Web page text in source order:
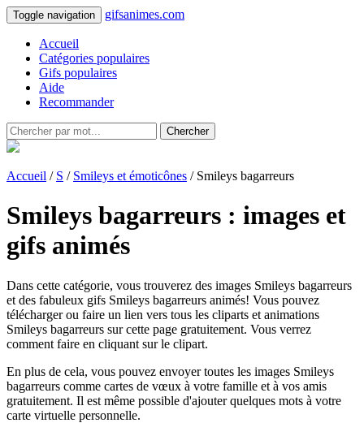
Toggle navigation gifsanimes.com
Accueil
Catégories populaires
Gifs populaires
Aide
Recommander
Chercher
Accueil / S / Smileys et émoticônes / Smileys bagarreurs
Smileys bagarreurs : images et
gifs animés
Dans cette catégorie, vous trouverez des images Smileys bagarreurs
et des fabuleux gifs Smileys bagarreurs animés! Vous pouvez
télécharger ou faire un lien vers tous les cliparts et animations
Smileys bagarreurs sur cette page gratuitement. Vous verrez
comment faire en cliquant sur le clipart.
En plus de cela, vous pouvez envoyer toutes les images Smileys
bagarreurs comme cartes de vœux à votre famille et à vos amis
gratuitement. Il est même possible d'ajouter quelques mots à votre
carte virtuelle personnelle.